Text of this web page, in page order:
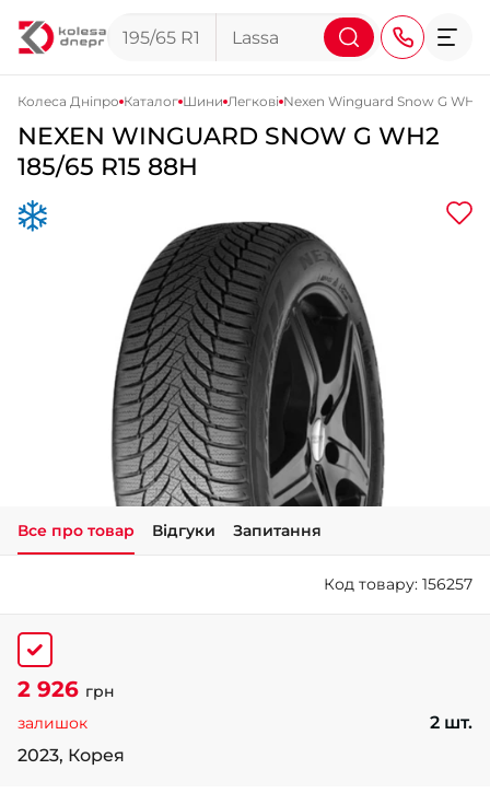
+38 (067) 113-44-44
+38 (095) 276-44-44
+38 (067) 911-14-14
- на Щепкіна
+38 (098) 911-911-0
- на Тополі
+38 (098) 911-911-4
- на Калиновій
+38 (077) 7-184-184
- Донецьке шосе
+38 (050)-911-911-2
+38 (099)-643-33-77
Колеса Дніпро Каталог Шини Легкові Nexen Winguard Snow G WH2
NEXEN WINGUARD SNOW G WH2
185/65 R15 88H
Все про товар Відгуки Запитання
Код товару: 156257
2 926 грн
залишок
2 шт.
2023, Корея